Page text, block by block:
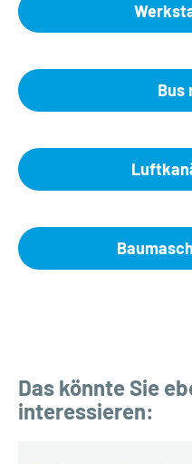
Bus
Das könnte Sie
interessieren: